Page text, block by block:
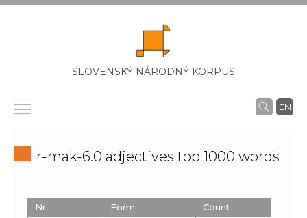
SLOVENSKÝ NÁRODNÝ KORPUS
EN
r-mak-6.0 adjectives top 1000 words
Nr. Form
Count